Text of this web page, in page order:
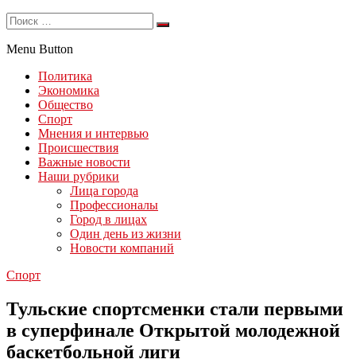
Menu Button
Политика
Экономика
Общество
Спорт
Мнения и интервью
Происшествия
Важные новости
Наши рубрики
Лица города
Профессионалы
Город в лицах
Один день из жизни
Новости компаний
Спорт
Тульские спортсменки стали первыми
в суперфинале Открытой молодежной
баскетбольной лиги